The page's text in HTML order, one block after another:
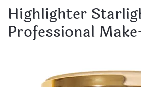
Highlighter
Professional